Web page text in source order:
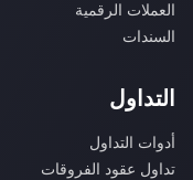
العملات الرقمية
السندات
التداول
أدوات التداول
تداول عقود الفروقات